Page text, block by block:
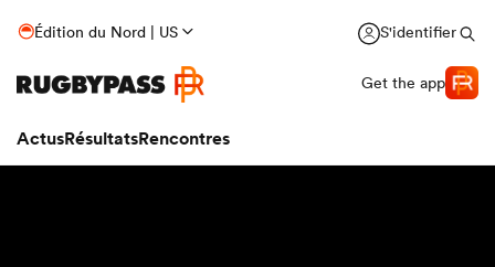
Édition du Nord | US S'identifier
Get the app
ActusRésultatsRencontres